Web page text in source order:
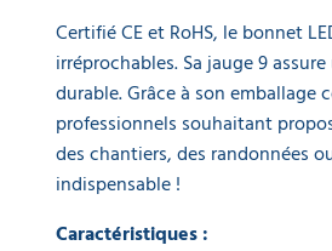
Certifié CE et RoHS, le bonnet
irréprochables. Sa jauge 9
durable. Grâce à son
professionnels souhaitant
des chantiers, des randonnées
indispensable !
Caractéristiques :